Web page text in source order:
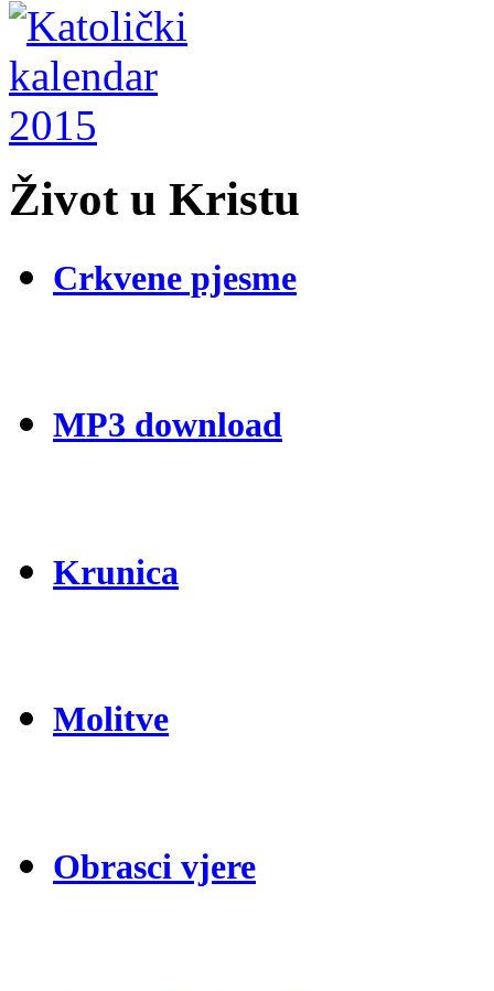
Život u Kristu
Crkvene pjesme
MP3 download
Krunica
Molitve
Obrasci vjere